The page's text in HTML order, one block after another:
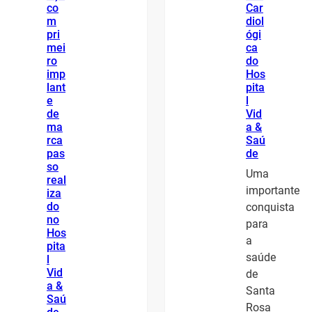
co
m
pri
mei
ro
imp
lant
e
de
ma
rca
pas
so
real
iza
do
no
Hos
pita
l
Vid
a &
Saú
Car
diol
ógi
ca
do
Hos
pita
l
Vid
a &
Saú
de
Uma
importante
conquista
para
a
saúde
de
Santa
Rosa